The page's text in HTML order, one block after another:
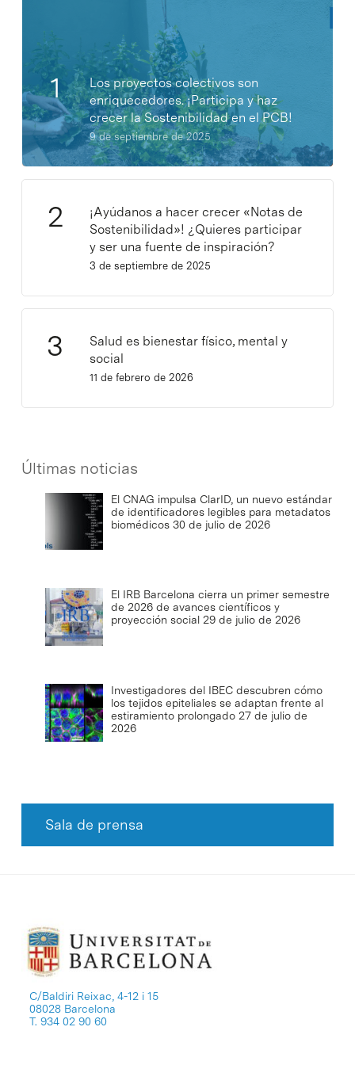
Los proyectos colectivos son
enriquecedores. ¡Participa y haz
crecer la Sostenibilidad en el PCB!
9 de septiembre de 2025
¡Ayúdanos a hacer crecer «Notas de
Sostenibilidad»! ¿Quieres participar
y ser una fuente de inspiración?
3 de septiembre de 2025
Salud es bienestar físico, mental y
social
11 de febrero de 2026
Últimas noticias
El CNAG impulsa ClarID, un nuevo estándar
de identificadores legibles para metadatos
biomédicos 30 de julio de 2026
El IRB Barcelona cierra un primer semestre
de 2026 de avances científicos y
proyección social 29 de julio de 2026
Investigadores del IBEC descubren cómo
los tejidos epiteliales se adaptan frente al
estiramiento prolongado 27 de julio de
2026
Sala de prensa
C/Baldiri Reixac, 4-12 i 15
08028 Barcelona
T. 934 02 90 60